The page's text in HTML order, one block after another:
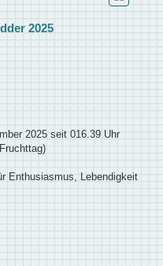
2025
2025 seit 016.39 Uhr
Enthusiasmus, Lebendigkeit